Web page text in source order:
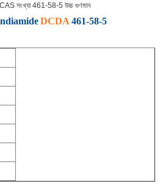
সংখ্যা 461-58-5 উচ্চ গুণমান
DCDA 461-58-5